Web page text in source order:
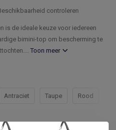
controleren
is de ideale keuze voor iedereen
bimini-top om bescherming te
Toon meer
Antraciet Taupe Rood